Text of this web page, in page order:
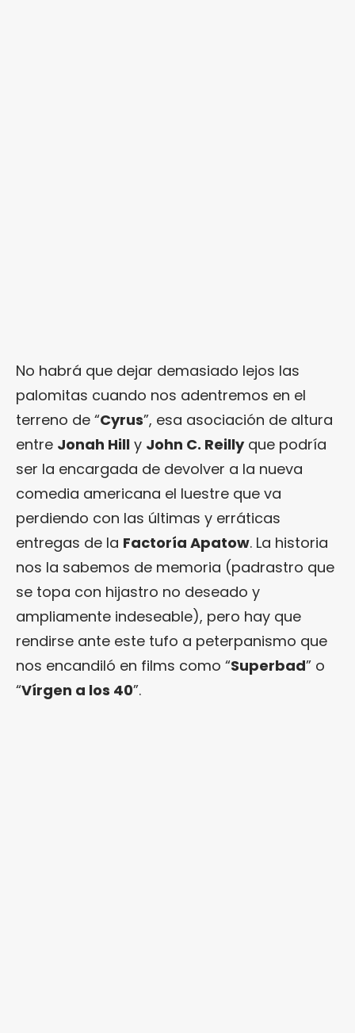
No habrá que dejar demasiado lejos las
palomitas cuando nos adentremos en el
terreno de “Cyrus”, esa asociación de altura
entre Jonah Hill y John C. Reillyque podría
ser la encargada de devolver a la nueva
comedia americana el luestre que va
perdiendo con las últimas y erráticas
entregas de la Factoría Apatow. La historia
nos la sabemos de memoria (padrastro que
se topa con hijastro no deseado y
ampliamente indeseable), pero hay que
rendirse ante este tufo a peterpanismo que
nos encandiló en films como “Superbad” o
“Vírgen a los 40”.